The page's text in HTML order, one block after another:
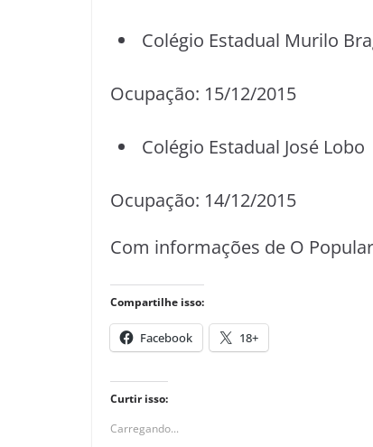
Colégio Estadual Murilo
Ocupação: 15/12/2015
Colégio Estadual José Lobo
Ocupação: 14/12/2015
Com informações de O Popular
Compartilhe isso:
Facebook 18+
Curtir isso:
Carregando...